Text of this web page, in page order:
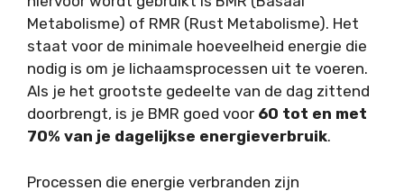
Metabolisme) of RMR (Rust Metabolisme). Het
staat voor de minimale hoeveelheid energie die
nodig is om je lichaamsprocessen uit te voeren.
Als je het grootste gedeelte van de dag zittend
doorbrengt, is je BMR goed voor 60 tot en met
70% van je dagelijkse energieverbruik.
Processen die energie verbranden zijn